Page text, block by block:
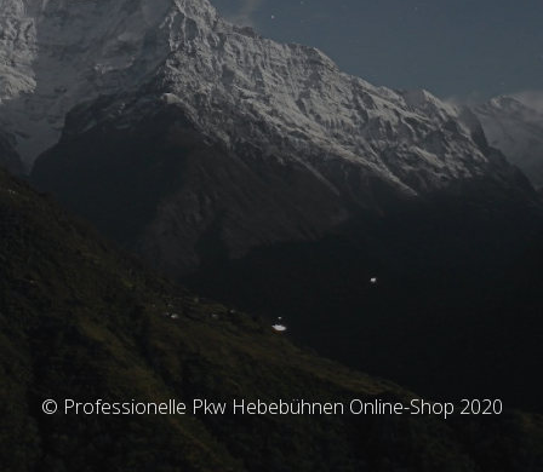
© Professionelle Pkw Hebebühnen Online-Shop 2020